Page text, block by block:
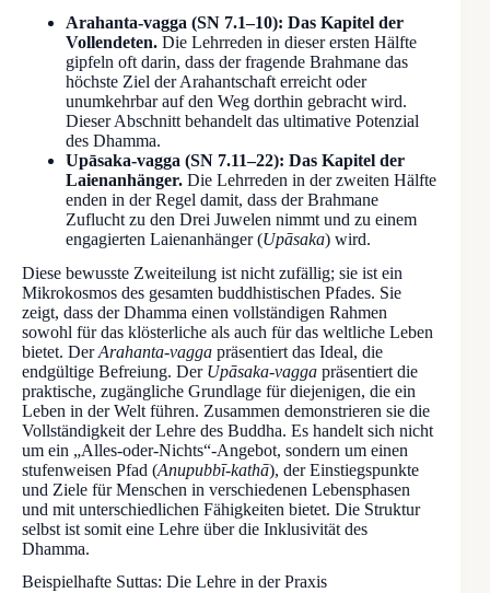
Arahanta-vagga (SN 7.1–10): Das Kapitel der
Vollendeten. Die Lehrreden in dieser ersten Hälfte
gipfeln oft darin, dass der fragende Brahmane das
höchste Ziel der Arahantschaft erreicht oder
unumkehrbar auf den Weg dorthin gebracht wird.
Dieser Abschnitt behandelt das ultimative Potenzial
des Dhamma.
Upāsaka-vagga (SN 7.11–22): Das Kapitel der
Laienanhänger. Die Lehrreden in der zweiten Hälfte
enden in der Regel damit, dass der Brahmane
Zuflucht zu den Drei Juwelen nimmt und zu einem
engagierten Laienanhänger (Upāsaka) wird.
Diese bewusste Zweiteilung ist nicht zufällig; sie ist ein
Mikrokosmos des gesamten buddhistischen Pfades. Sie
zeigt, dass der Dhamma einen vollständigen Rahmen
sowohl für das klösterliche als auch für das weltliche Leben
bietet. DerArahanta-vagga präsentiert das Ideal, die
endgültige Befreiung. Der Upāsaka-vagga präsentiert die
praktische, zugängliche Grundlage für diejenigen, die ein
Leben in der Welt führen. Zusammen demonstrieren sie die
Vollständigkeit der Lehre des Buddha. Es handelt sich nicht
um ein „Alles-oder-Nichts“-Angebot, sondern um einen
stufenweisen Pfad (Anupubbī-kathā), der Einstiegspunkte
und Ziele für Menschen in verschiedenen Lebensphasen
und mit unterschiedlichen Fähigkeiten bietet. Die Struktur
selbst ist somit eine Lehre über die Inklusivität des
Dhamma.
Beispielhafte Suttas: Die Lehre in der Praxis